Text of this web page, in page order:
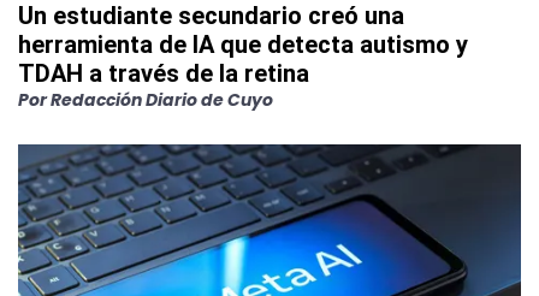
Un estudiante secundario creó una
herramienta de IA que detecta autismo y
TDAH a través de la retina
PorRedacción Diario de Cuyo